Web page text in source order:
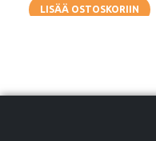
LISÄÄ OSTOSKORIIN